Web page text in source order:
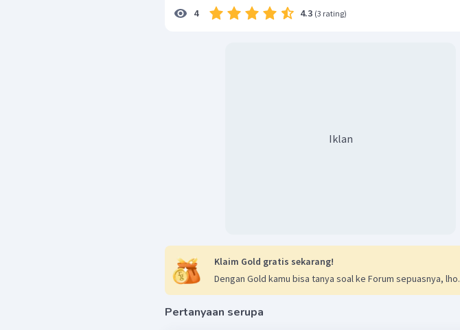
4 4.3 (3 rating)
Iklan
Klaim Gold gratis sekarang!
Dengan Gold kamu bisa tanya soal ke Forum sepuasnya, lho.
Pertanyaan serupa